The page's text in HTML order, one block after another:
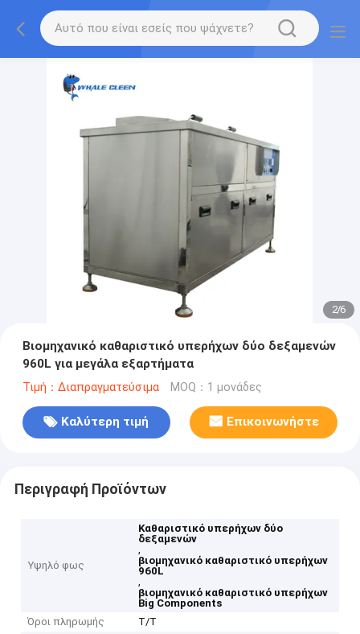
2/6
Βιομηχανικό καθαριστικό υπερήχων δύο δεξαμενών
960L για μεγάλα εξαρτήματα
Τιμή：Διαπραγματεύσιμα MOQ：1 μονάδες
Καλύτερη τιμή Επικοινωνήστε
Περιγραφή Προϊόντων
Υψηλό φως
Καθαριστικό υπερήχων δύο
δεξαμενών
,
βιομηχανικό καθαριστικό υπερήχων
960L
,
βιομηχανικό καθαριστικό υπερήχων
Big Components
Όροι πληρωμής
T/T